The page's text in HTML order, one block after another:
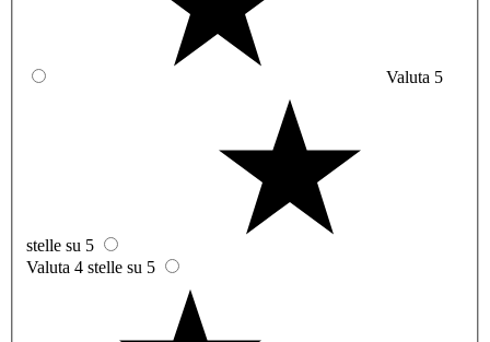
Valuta 5
stelle su 5
Valuta 4 stelle su 5